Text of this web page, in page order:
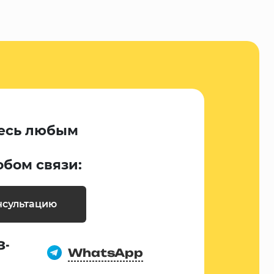
любым
связи:
WhatsApp